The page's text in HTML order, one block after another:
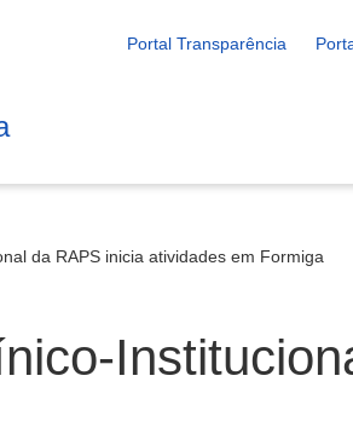
Portal Transparência
da RAPS inicia atividades em Formiga